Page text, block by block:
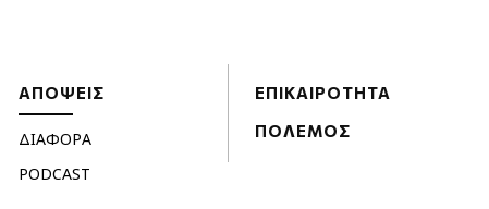
ΑΠΟΨΕΙΣ
ΔΙΑΦΟΡΑ
PODCAST
ΕΠΙΚΑΙΡΟΤΗΤΑ
ΠΟΛΕΜΟΣ